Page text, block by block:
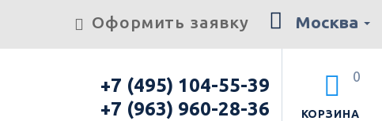
Москва
Оформить заявку
КОРЗИНА
0
+7 (495) 104-55-39
+7 (963) 960-28-36